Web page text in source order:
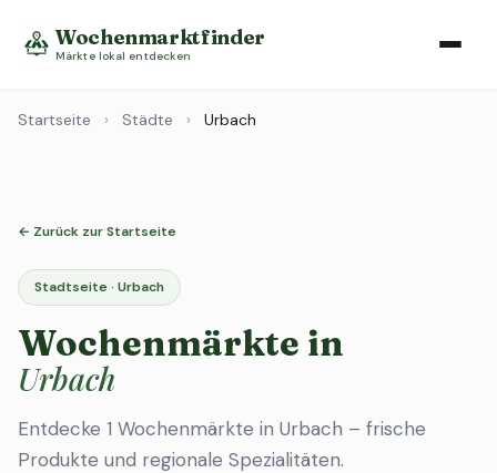
Wochenmarktfinder
Märkte lokal entdecken
Startseite › Städte › Urbach
← Zurück zur Startseite
Stadtseite · Urbach
Wochenmärkte in
Urbach
Entdecke 1 Wochenmärkte in Urbach – frische
Produkte und regionale Spezialitäten.